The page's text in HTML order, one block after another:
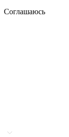
Соглашаюсь